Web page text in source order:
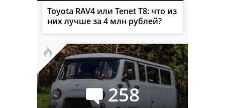
Toyota RAV4 или Tenet T8: что из
них лучше за 4 млн рублей?
258